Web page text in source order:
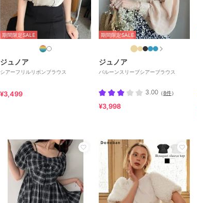
期間限定SALE
ジュノア
シアーフリルリボンブラウス
¥3,499
期間限定SALE
ジュノア
バルーンスリーブシアーブラウス
3.00 （8件）
¥3,998